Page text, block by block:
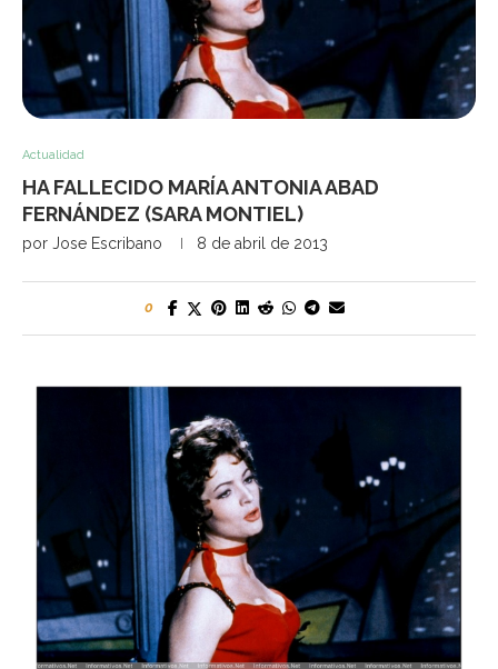
Actualidad
HA FALLECIDO MARÍA ANTONIA ABAD
FERNÁNDEZ (SARA MONTIEL)
por Jose Escribano 8 de abril de 2013
0